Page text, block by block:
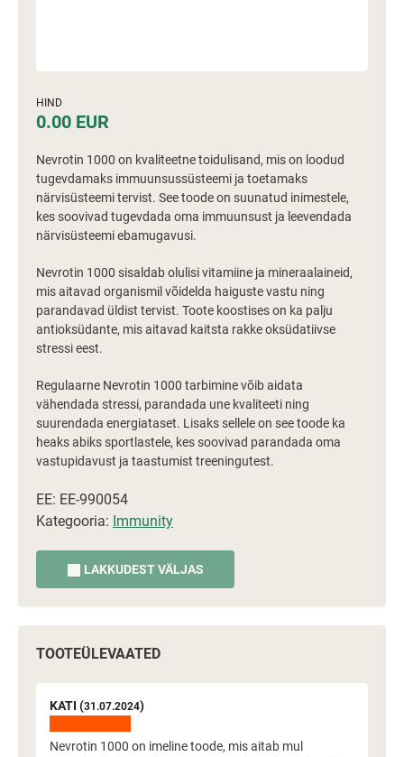
HIND
0.00 EUR
Nevrotin 1000 on kvaliteetne toidulisand, mis on loodud
tugevdamaks immuunsussüsteemi ja toetamaks
närvisüsteemi tervist. See toode on suunatud inimestele,
kes soovivad tugevdada oma immuunsust ja leevendada
närvisüsteemi ebamugavusi.
Nevrotin 1000 sisaldab olulisi vitamiine ja mineraalaineid,
mis aitavad organismil võidelda haiguste vastu ning
parandavad üldist tervist. Toote koostises on ka palju
antioksüdante, mis aitavad kaitsta rakke oksüdatiivse
stressi eest.
Regulaarne Nevrotin 1000 tarbimine võib aidata
vähendada stressi, parandada une kvaliteeti ning
suurendada energiataset. Lisaks sellele on see toode ka
heaks abiks sportlastele, kes soovivad parandada oma
vastupidavust ja taastumist treeningutest.
EE: EE-990054
Kategooria: Immunity
LAKKUDEST VÄLJAS
TOOTEÜLEVAATED
KATI (31.07.2024)
Nevrotin 1000 on imeline toode, mis aitab mul